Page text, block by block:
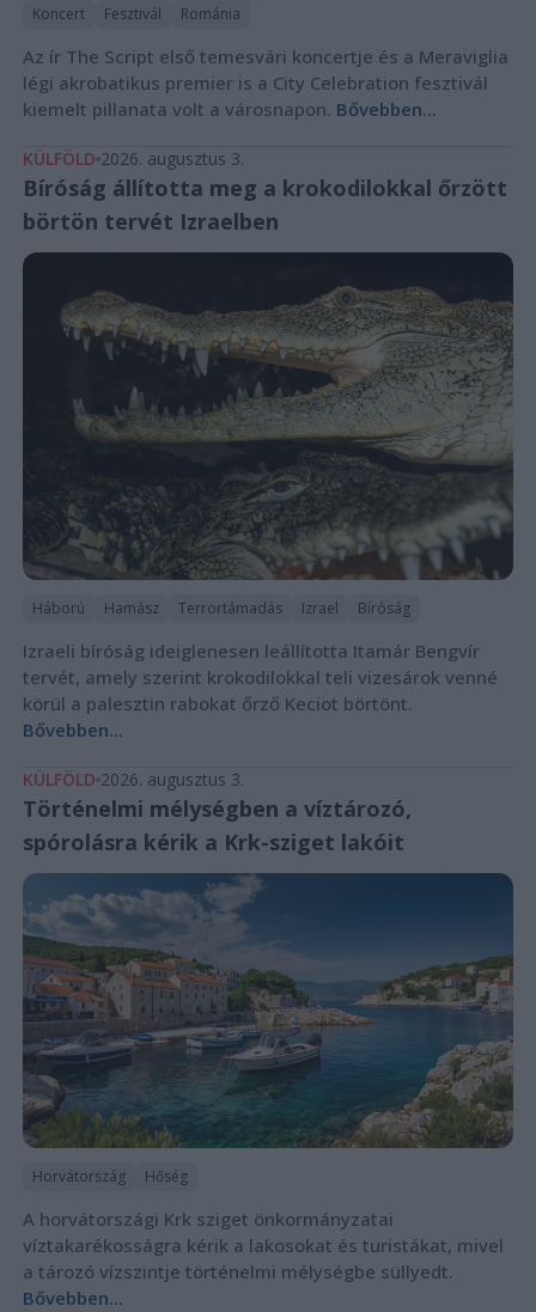
Koncert Fesztivál Románia
Az ír The Script első temesvári koncertje és a Meraviglia
légi akrobatikus premier is a City Celebration fesztivál
kiemelt pillanata volt a városnapon. Bővebben...
KÜLFÖLD 2026. augusztus 3.
Bíróság állította meg a krokodilokkal őrzött
börtön tervét Izraelben
Háború Hamász Terrortámadás Izrael Bíróság
Izraeli bíróság ideiglenesen leállította Itamár Bengvír
tervét, amely szerint krokodilokkal teli vizesárok venné
körül a palesztin rabokat őrző Keciot börtönt.
Bővebben...
KÜLFÖLD 2026. augusztus 3.
Történelmi mélységben a víztározó,
spórolásra kérik a Krk-sziget lakóit
Horvátország Hőség
A horvátországi Krk sziget önkormányzatai
víztakarékosságra kérik a lakosokat és turistákat, mivel
a tározó vízszintje történelmi mélységbe süllyedt.
Bővebben...